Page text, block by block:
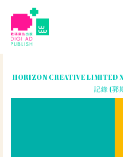
HORIZON CREATIVE LIMITED
記錄 (郭